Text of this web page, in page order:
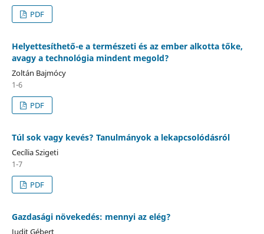
PDF
Helyettesíthető-e a természeti és az ember alkotta tőke,
avagy a technológia mindent megold?
Zoltán Bajmócy
1-6
PDF
Túl sok vagy kevés? Tanulmányok a lekapcsolódásról
Cecília Szigeti
1-7
PDF
Gazdasági növekedés: mennyi az elég?
Judit Gébert